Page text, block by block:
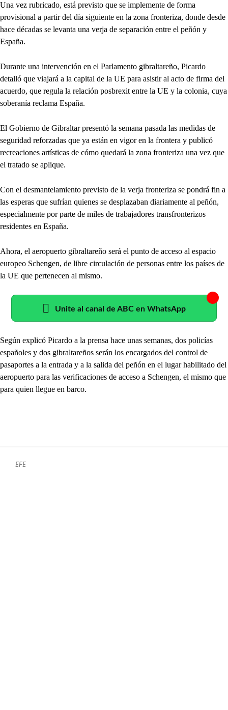
Una vez rubricado, está previsto que se implemente de forma
provisional a partir del día siguiente en la zona fronteriza, donde desde
hace décadas se levanta una verja de separación entre el peñón y
España.
Durante una intervención en el Parlamento gibraltareño, Picardo
detalló que viajará a la capital de la UE para asistir al acto de firma del
acuerdo, que regula la relación posbrexit entre la UE y la colonia, cuya
soberanía reclama España.
El Gobierno de Gibraltar presentó la semana pasada las medidas de
seguridad reforzadas que ya están en vigor en la frontera y publicó
recreaciones artísticas de cómo quedará la zona fronteriza una vez que
el tratado se aplique.
Con el desmantelamiento previsto de la verja fronteriza se pondrá fin a
las esperas que sufrían quienes se desplazaban diariamente al peñón,
especialmente por parte de miles de trabajadores transfronterizos
residentes en España.
Ahora, el aeropuerto gibraltareño será el punto de acceso al espacio
europeo Schengen, de libre circulación de personas entre los países de
la UE que pertenecen al mismo.
Unite al canal de ABC en WhatsApp
Según explicó Picardo a la prensa hace unas semanas, dos policías
españoles y dos gibraltareños serán los encargados del control de
pasaportes a la entrada y a la salida del peñón en el lugar habilitado del
aeropuerto para las verificaciones de acceso a Schengen, el mismo que
para quien llegue en barco.
EFE